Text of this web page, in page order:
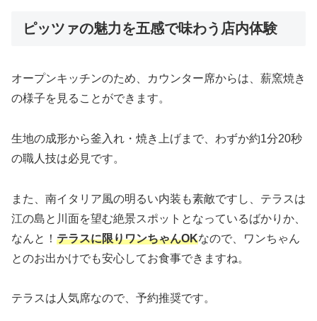
ピッツァの魅力を五感で味わう店内体験
オープンキッチンのため、カウンター席からは、薪窯焼き
の様子を見ることができます。
生地の成形から釜入れ・焼き上げまで、わずか約1分20秒
の職人技は必見です。
また、南イタリア風の明るい内装も素敵ですし、テラスは
江の島と川面を望む絶景スポットとなっているばかりか、
なんと！ テラスに限りワンちゃんOKなので、ワンちゃん
とのお出かけでも安心してお食事できますね。
テラスは人気席なので、予約推奨です。